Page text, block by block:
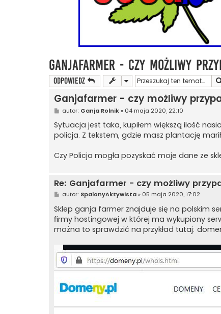
Ganjafarmer - czy możliwy
ODPOWIEDZ
Ganjafarmer - czy możliwy
P
s
t
autor: Ganja Rolnik» 04 maja 2020, 22:10
Sytuacja jest taka, kupiłem większą ilość
policja. Z tekstem, gdzie masz plantację
Czy Policja mogła pozyskać moje dane ze
Re: Ganjafarmer - czy możliwy
P
s
t
autor: SpalonyAktywista» 05 maja 2020, 17:02
Sklep ganja farmer znajduje się na polskim
firmy hostingowej w której ma wykupiony
można to sprawdzić na przykład tutaj: